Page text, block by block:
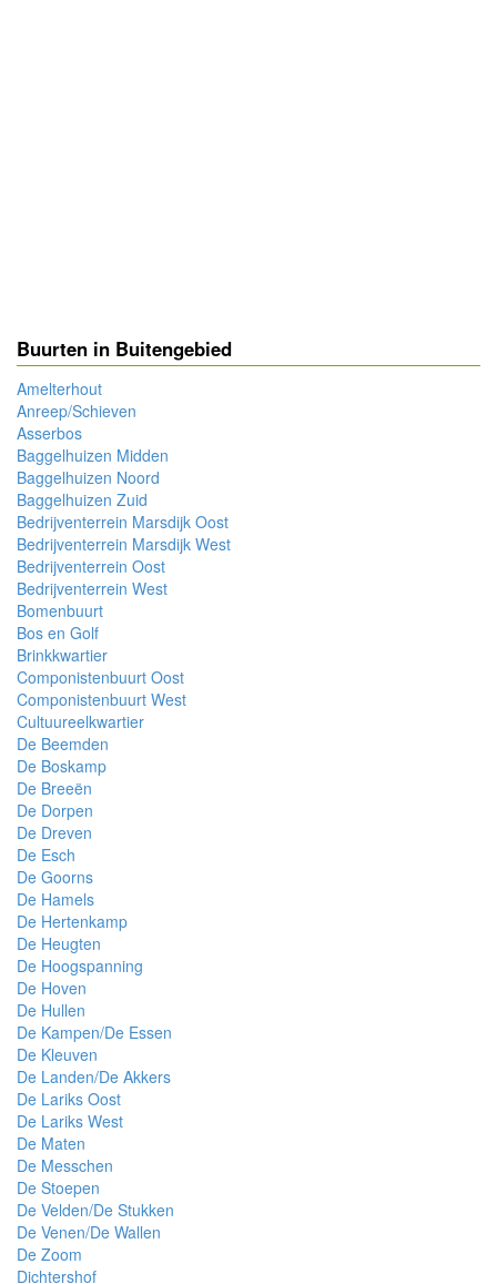
Buurten in Buitengebied
Amelterhout
Anreep/Schieven
Asserbos
Baggelhuizen Midden
Baggelhuizen Noord
Baggelhuizen Zuid
Bedrijventerrein Marsdijk Oost
Bedrijventerrein Marsdijk West
Bedrijventerrein Oost
Bedrijventerrein West
Bomenbuurt
Bos en Golf
Brinkkwartier
Componistenbuurt Oost
Componistenbuurt West
Cultuureelkwartier
De Beemden
De Boskamp
De Breeën
De Dorpen
De Dreven
De Esch
De Goorns
De Hamels
De Hertenkamp
De Heugten
De Hoogspanning
De Hoven
De Hullen
De Kampen/De Essen
De Kleuven
De Landen/De Akkers
De Lariks Oost
De Lariks West
De Maten
De Messchen
De Stoepen
De Velden/De Stukken
De Venen/De Wallen
De Zoom
Dichtershof